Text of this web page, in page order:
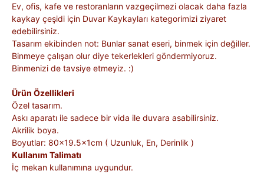
Ev, ofis, kafe ve restoranların vazgeçilmezi olacak daha fazla
kaykay çeşidi için Duvar Kaykayları kategorimizi ziyaret
edebilirsiniz.
Tasarım ekibinden not: Bunlar sanat eseri, binmek için değiller.
Binmeye çalışan olur diye tekerlekleri göndermiyoruz.
Binmenizi de tavsiye etmeyiz. :)
Ürün Özellikleri
Özel tasarım.
Askı aparatı ile sadece bir vida ile duvara asabilirsiniz.
Akrilik boya.
Boyutlar: 80x19.5x1cm ( Uzunluk, En, Derinlik )
Kullanım Talimatı
İç mekan kullanımına uygundur.